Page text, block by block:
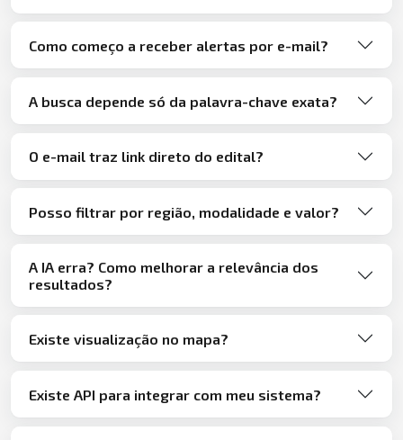
Como começo a receber alertas por e-mail?
A busca depende só da palavra-chave exata?
O e-mail traz link direto do edital?
Posso filtrar por região, modalidade e valor?
A IA erra? Como melhorar a relevância dos
resultados?
Existe visualização no mapa?
Existe API para integrar com meu sistema?